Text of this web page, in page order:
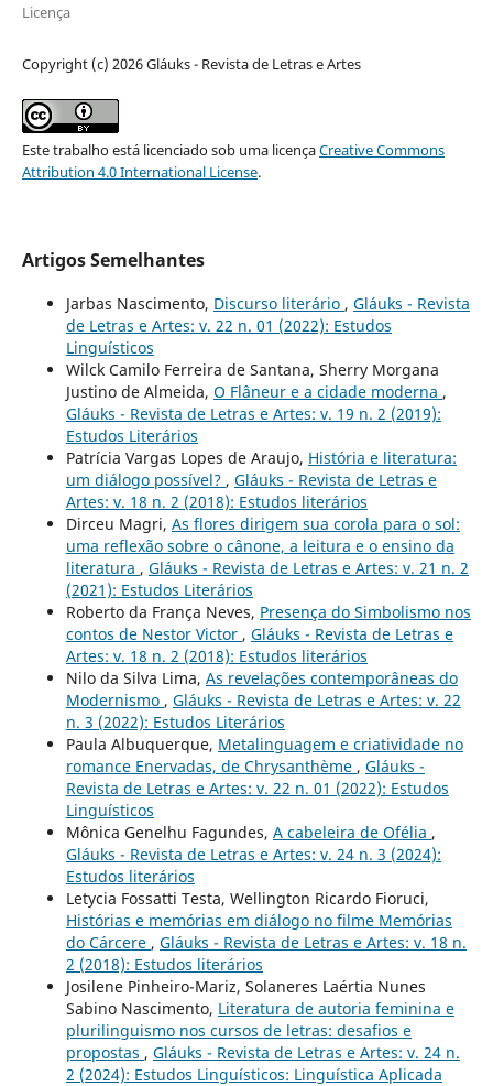
Licença
Copyright (c) 2026 Gláuks - Revista de Letras e Artes
Este trabalho está licenciado sob uma licençaCreative Commons
Attribution 4.0 International License.
Artigos Semelhantes
Jarbas Nascimento, Discurso literário , Gláuks - Revista
de Letras e Artes: v. 22 n. 01 (2022): Estudos
Linguísticos
Wilck Camilo Ferreira de Santana, Sherry Morgana
Justino de Almeida, O Flâneur e a cidade moderna ,
Gláuks - Revista de Letras e Artes: v. 19 n. 2 (2019):
Estudos Literários
Patrícia Vargas Lopes de Araujo, História e literatura:
um diálogo possível? , Gláuks - Revista de Letras e
Artes: v. 18 n. 2 (2018): Estudos literários
Dirceu Magri, As flores dirigem sua corola para o sol:
uma reflexão sobre o cânone, a leitura e o ensino da
literatura , Gláuks - Revista de Letras e Artes: v. 21 n. 2
(2021): Estudos Literários
Roberto da França Neves, Presença do Simbolismo nos
contos de Nestor Victor , Gláuks - Revista de Letras e
Artes: v. 18 n. 2 (2018): Estudos literários
Nilo da Silva Lima, As revelações contemporâneas do
Modernismo , Gláuks - Revista de Letras e Artes: v. 22
n. 3 (2022): Estudos Literários
Paula Albuquerque, Metalinguagem e criatividade no
romance Enervadas, de Chrysanthème , Gláuks -
Revista de Letras e Artes: v. 22 n. 01 (2022): Estudos
Linguísticos
Mônica Genelhu Fagundes, A cabeleira de Ofélia ,
Gláuks - Revista de Letras e Artes: v. 24 n. 3 (2024):
Estudos literários
Letycia Fossatti Testa, Wellington Ricardo Fioruci,
Histórias e memórias em diálogo no filme Memórias
do Cárcere , Gláuks - Revista de Letras e Artes: v. 18 n.
2 (2018): Estudos literários
Josilene Pinheiro-Mariz, Solaneres Laértia Nunes
Sabino Nascimento, Literatura de autoria feminina e
plurilinguismo nos cursos de letras: desafios e
propostas , Gláuks - Revista de Letras e Artes: v. 24 n.
2 (2024): Estudos Linguísticos: Linguística Aplicada